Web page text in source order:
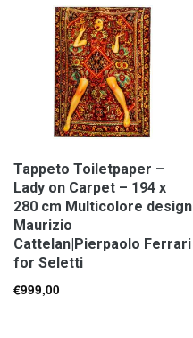
Tappeto Toiletpaper –
Lady on Carpet – 194 x
280 cm Multicolore design
Maurizio
Cattelan|Pierpaolo Ferrari
for Seletti
€999,00